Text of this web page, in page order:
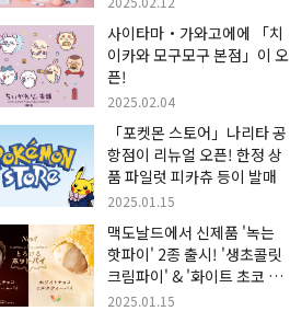
사이타마・가와고에에 「치
이카와 모구모구 본점」이 오
픈!
2025.02.04
「포켓몬 스토어」나리타 공
항점이 리뉴얼 오픈! 한정 상
품 파일럿 피카츄 등이 발매
2025.01.15
맥도날드에서 신제품 '녹는
핫파이' 2종 출시! '생초콜릿
크림파이' & '화이트 초코 밀
크티 파이' 출시!
2025.01.15